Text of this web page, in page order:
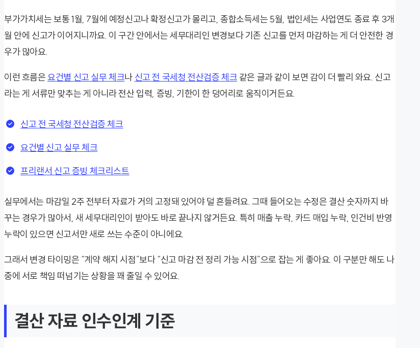
부가가치세는 보통 1월, 7월에 예정신고나 확정신고가 몰리고, 종합소득세는 5월, 법인세는 사업연도 종료 후 3개
월 안에 신고가 이어지니까요. 이 구간 안에서는 세무대리인 변경보다 기존 신고를 먼저 마감하는 게 더 안전한 경
우가 많아요.
이런 흐름은요건별 신고 실무 체크나 신고 전 국세청 전산검증 체크 같은 글과 같이 보면 감이 더 빨리 와요. 신고
라는 게 서류만 맞추는 게 아니라 전산 입력, 증빙, 기한이 한 덩어리로 움직이거든요.
신고 전 국세청 전산검증 체크
요건별 신고 실무 체크
프리랜서 신고 증빙 체크리스트
실무에서는 마감일 2주 전부터 자료가 거의 고정돼 있어야 덜 흔들려요. 그때 들어오는 수정은 결산 숫자까지 바
꾸는 경우가 많아서, 새 세무대리인이 받아도 바로 끝나지 않거든요. 특히 매출 누락, 카드 매입 누락, 인건비 반영
누락이 있으면 신고서만 새로 쓰는 수준이 아니에요.
그래서 변경 타이밍은 “계약 해지 시점”보다 “신고 마감 전 정리 가능 시점”으로 잡는 게 좋아요. 이 구분만 해도 나
중에 서로 책임 떠넘기는 상황을 꽤 줄일 수 있어요.
결산 자료 인수인계 기준